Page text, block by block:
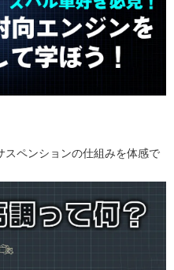
スペンションの仕組みを体感で